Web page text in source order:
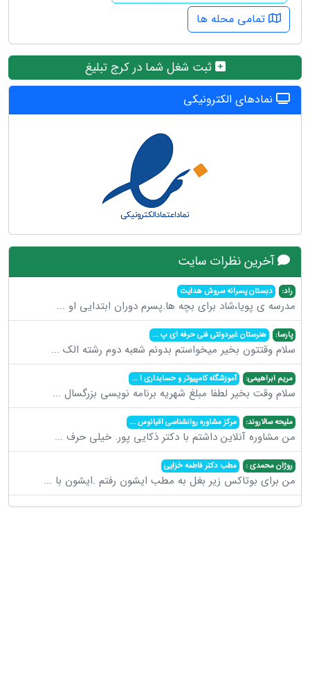
تمامی محله ها
ثبت شغل شما در کرج تبلیغ
نمادهای الکترونیکی
آخرین نظرات سایت
راد: دبستان پسرانه سروش هدایت
مدرسه ی پویا،شاد برای بچه ها.پسرم دوران ابتدایی او ...
پارسا: هنرستان غیردولتی فنی حرفه ای پ...
سلام وقتتون بخیر میخواستم بدونم شعبه دوم رشته الک ...
مریم ابراهیمی: آموزشگاه کامپیوتر و حسابداری ا...
سلام وقت بخیر لطفا مبلغ شهریه برنامه نویسی بزرگسال ...
ملیحه سالاروند: مرکز مشاوره روانشناسی اقیانوس...
من مشاوره آنلاین داشتم با دکتر ذکایی پور. خیلی حرف ...
روژان محمدی : مطب دکتر فاطمه خزایی
من برای بوتاکس زیر بغل به مطب ایشون رفتم .ایشون با ...